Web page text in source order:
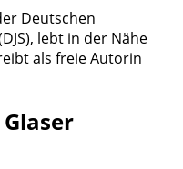
Deutschen
lebt in der Nähe
als freie Autorin